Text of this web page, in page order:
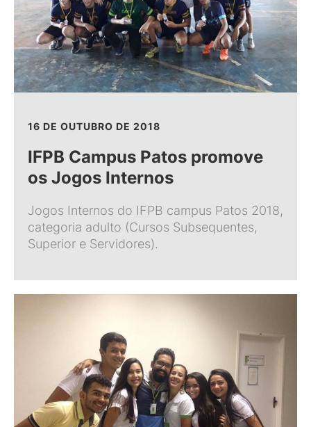
16 DE OUTUBRO DE 2018
IFPB Campus Patos promove
os Jogos Internos
Jogos Internos do IFPB campus Patos 2018,
categoria adulto (Cursos Subsequentes,
Superior e Servidores).